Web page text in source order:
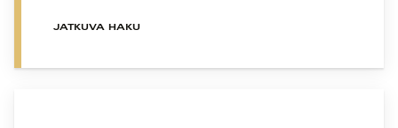
JATKUVA HAKU